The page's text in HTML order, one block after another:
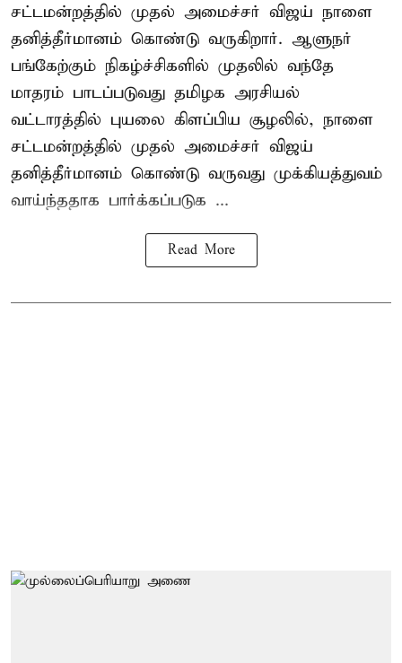
சட்டமன்றத்தில் முதல் அமைச்சர் விஜய் நாளை
தனித்தீர்மானம் கொண்டு வருகிறார். ஆளுநர்
பங்கேற்கும் நிகழ்ச்சிகளில் முதலில் வந்தே
மாதரம் பாடப்படுவது தமிழக அரசியல்
வட்டாரத்தில் புயலை கிளப்பிய சூழலில், நாளை
சட்டமன்றத்தில் முதல் அமைச்சர் விஜய்
தனித்தீர்மானம் கொண்டு வருவது முக்கியத்துவம்
வாய்ந்ததாக பார்க்கப்படுக ...
Read More